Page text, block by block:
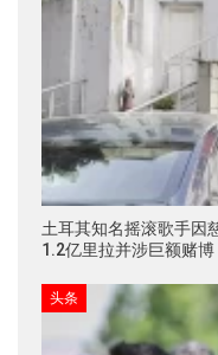
土耳其知名摇滚歌手因
1.2亿里拉并涉巨额赌博
头条